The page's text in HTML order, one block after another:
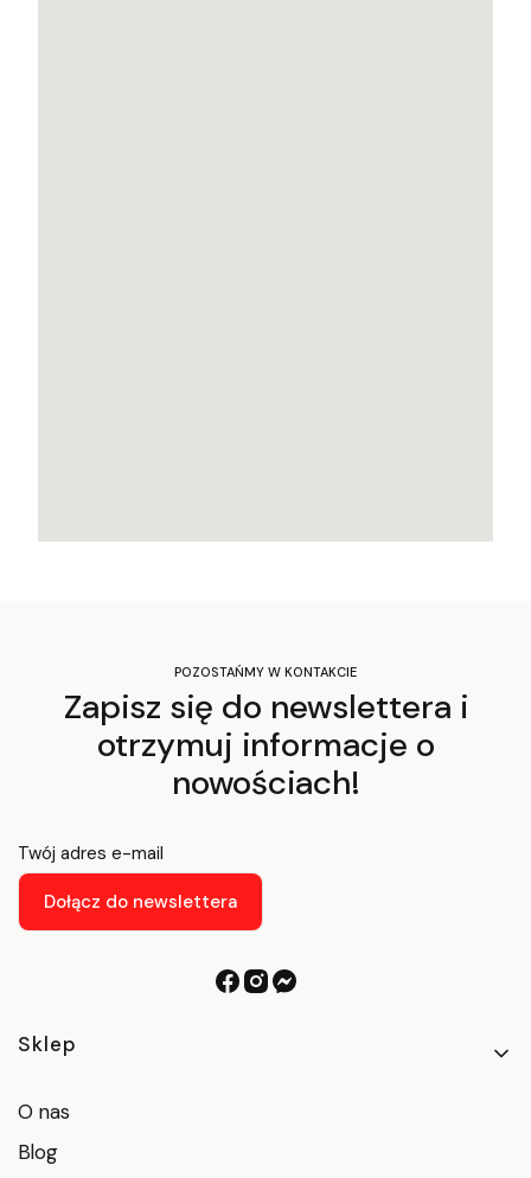
POZOSTAŃMY W KONTAKCIE
Zapisz się do newslettera i
otrzymuj informacje o
nowościach!
Twój adres e-mail
Dołącz do newslettera
Linki w stopce
Sklep
O nas
Blog